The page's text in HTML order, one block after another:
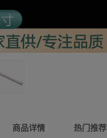
商品详情 热门推荐